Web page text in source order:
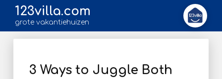
123villa.com
grote vakantiehuizen
3 Ways to Juggle Both